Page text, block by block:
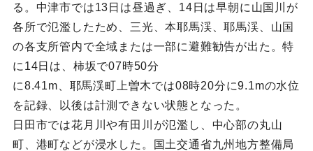
る。中津市では13日は昼過ぎ、14日は早朝に山国川が
各所で氾濫したため、三光、本耶馬渓、耶馬渓、山国
の各支所管内で全域または一部に避難勧告が出た。特
に14日は、柿坂で07時50分
に8.41m、耶馬渓町上曽木では08時20分に9.1mの水位
を記録、以後は計測できない状態となった。
日田市では花月川や有田川が氾濫し、中心部の丸山
町、港町などが浸水した。国土交通省九州地方整備局